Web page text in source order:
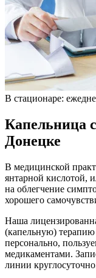
В стационаре:
Капельница
Донецке
В медицинской
янтарной кислотой,
на облегчение
хорошего
Наша
(капельную)
персонально,
медикаментами.
линии